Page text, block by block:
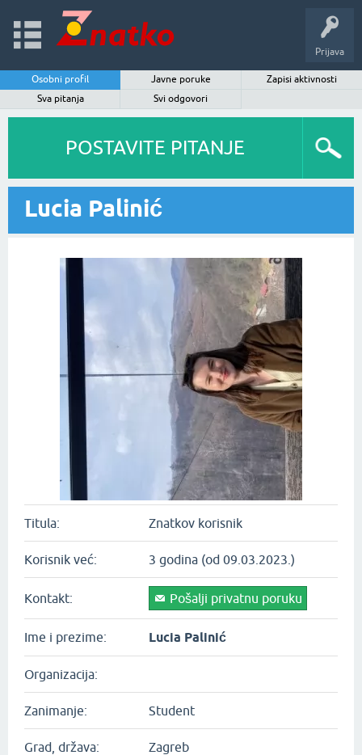
Prijava
Osobni profil Javne poruke
Zapisi aktivnosti
Sva pitanja
Svi odgovori
POSTAVITE PITANJE
Lucia Palinić
Titula: Znatkov korisnik
Korisnik već: 3 godina (od 09.03.2023.)
Kontakt: Pošalji privatnu poruku
Ime i prezime: Lucia Palinić
Organizacija:
Zanimanje: Student
Grad, država: Zagreb